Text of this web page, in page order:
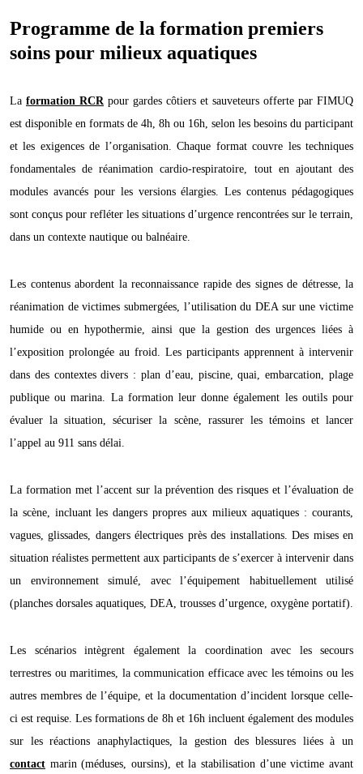
Programme de la formation premiers
soins pour milieux aquatiques
La formation RCR pour gardes côtiers et sauveteurs offerte par FIMUQ
est disponible en formats de 4h, 8h ou 16h, selon les besoins du participant
et les exigences de l’organisation. Chaque format couvre les techniques
fondamentales de réanimation cardio-respiratoire, tout en ajoutant des
modules avancés pour les versions élargies. Les contenus pédagogiques
sont conçus pour refléter les situations d’urgence rencontrées sur le terrain,
dans un contexte nautique ou balnéaire.
Les contenus abordent la reconnaissance rapide des signes de détresse, la
réanimation de victimes submergées, l’utilisation du DEA sur une victime
humide ou en hypothermie, ainsi que la gestion des urgences liées à
l’exposition prolongée au froid. Les participants apprennent à intervenir
dans des contextes divers : plan d’eau, piscine, quai, embarcation, plage
publique ou marina. La formation leur donne également les outils pour
évaluer la situation, sécuriser la scène, rassurer les témoins et lancer
l’appel au 911 sans délai.
La formation met l’accent sur la prévention des risques et l’évaluation de
la scène, incluant les dangers propres aux milieux aquatiques : courants,
vagues, glissades, dangers électriques près des installations. Des mises en
situation réalistes permettent aux participants de s’exercer à intervenir dans
un environnement simulé, avec l’équipement habituellement utilisé
(planches dorsales aquatiques, DEA, trousses d’urgence, oxygène portatif).
Les scénarios intègrent également la coordination avec les secours
terrestres ou maritimes, la communication efficace avec les témoins ou les
autres membres de l’équipe, et la documentation d’incident lorsque celle-
ci est requise. Les formations de 8h et 16h incluent également des modules
sur les réactions anaphylactiques, la gestion des blessures liées à un
contact marin (méduses, oursins), et la stabilisation d’une victime avant